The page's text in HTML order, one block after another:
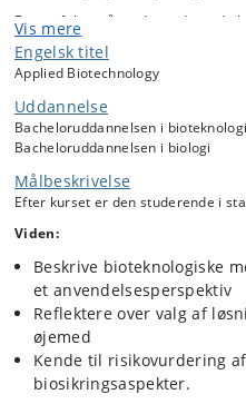
Der er fokus på, at de studerende
molekylærbiologiske metoder/
bioteknologiske ideer til at løse en
gives eksempler på, hvornår og
udgangspunkt i mikroorganismer
bliver sammenlignet med
når der arbejdes med dyre- og
Bioteknologiske metoder og
og de studerende opnår en
relation til forskning og industriel
De problemstillinger, der
bioremediering, udvikling og
lægemidler eller plant biologicals,
biofertilizers til at styrke
Der vil være gæsteforelæsere fra
indsigt i hvordan de anvender
og problemstillinger, de står overfor.
Vis mere
Engelsk titel
Applied Biotechnology
Uddannelse
Bacheloruddannelsen i bioteknologi
Bacheloruddannelsen i biologi
Målbeskrivelse
Efter kurset er den studerende i
Viden:
Beskrive bioteknologiske
et anvendelsesperspektiv
Reflektere over valg af
øjemed
Kende til risikovurdering
biosikringsaspekter.